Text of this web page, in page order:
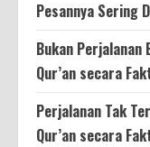
Pesannya Sering
Bukan Perjalanan
Qur’an secara
Perjalanan Tak
Qur’an secara